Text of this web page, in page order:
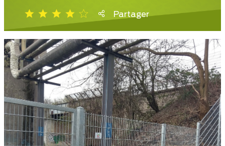
Partager